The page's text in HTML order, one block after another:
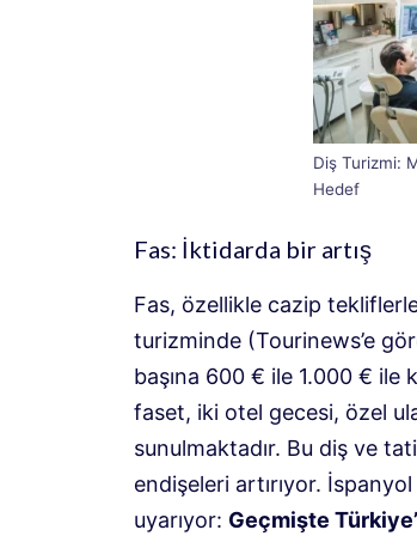
Diş Turizmi:
Hedef
Fas: İktidarda bir artış
Fas, özellikle cazip
turizminde (Tourinews’e
başına 600 € ile 1.000 € ile
faset, iki otel gecesi, özel
sunulmaktadır. Bu diş ve
endişeleri artırıyor.
uyarıyor: Geçmişte